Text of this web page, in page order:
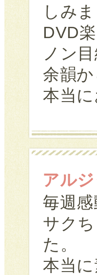
しみ
DVD
ノン
余韻
本当
アル
毎週
サク
た。
本当